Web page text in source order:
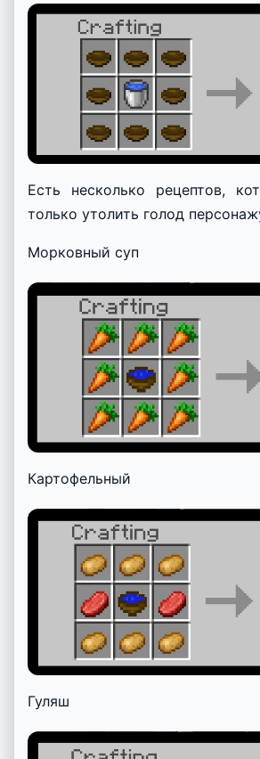
Есть несколько рецептов,
только утолить голод
Морковный суп
Картофельный
Гуляш